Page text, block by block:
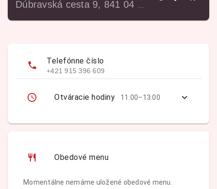
Telefónne číslo
+421 915 396 609
Otváracie hodiny 11:00–13:00
Obedové menu
Momentálne nemáme uložené obedové menu.